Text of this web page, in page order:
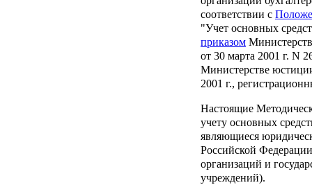
соответствии с
"Учет основных
приказом
от 30 марта 2001 г. N
Министерстве
2001 г.,
Настоящие
учету основных
являющиеся
Российской
организаций и
учреждений).